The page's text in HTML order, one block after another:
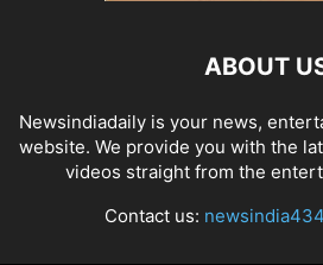
ABOUT
Newsindiadaily is your news,
website. We provide you with the
videos straight from the
Contact us: